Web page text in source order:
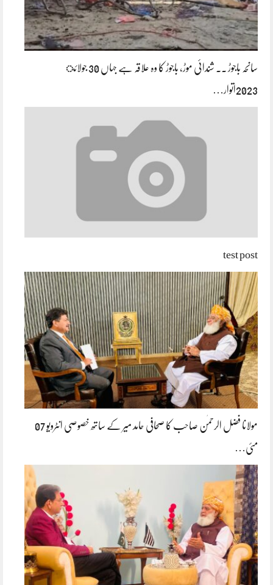
سانحہ باجوڑ ۔۔ شندائی موڑ، باجوڑ کا وہ علاقہ ہے جہاں 30 جولائ
2023اتوار…
test post
مولانا فضل الرحمٰن صاحب کا صحافی حامد میر کے ساتھ خصوصی انٹرویو 07
مئی…